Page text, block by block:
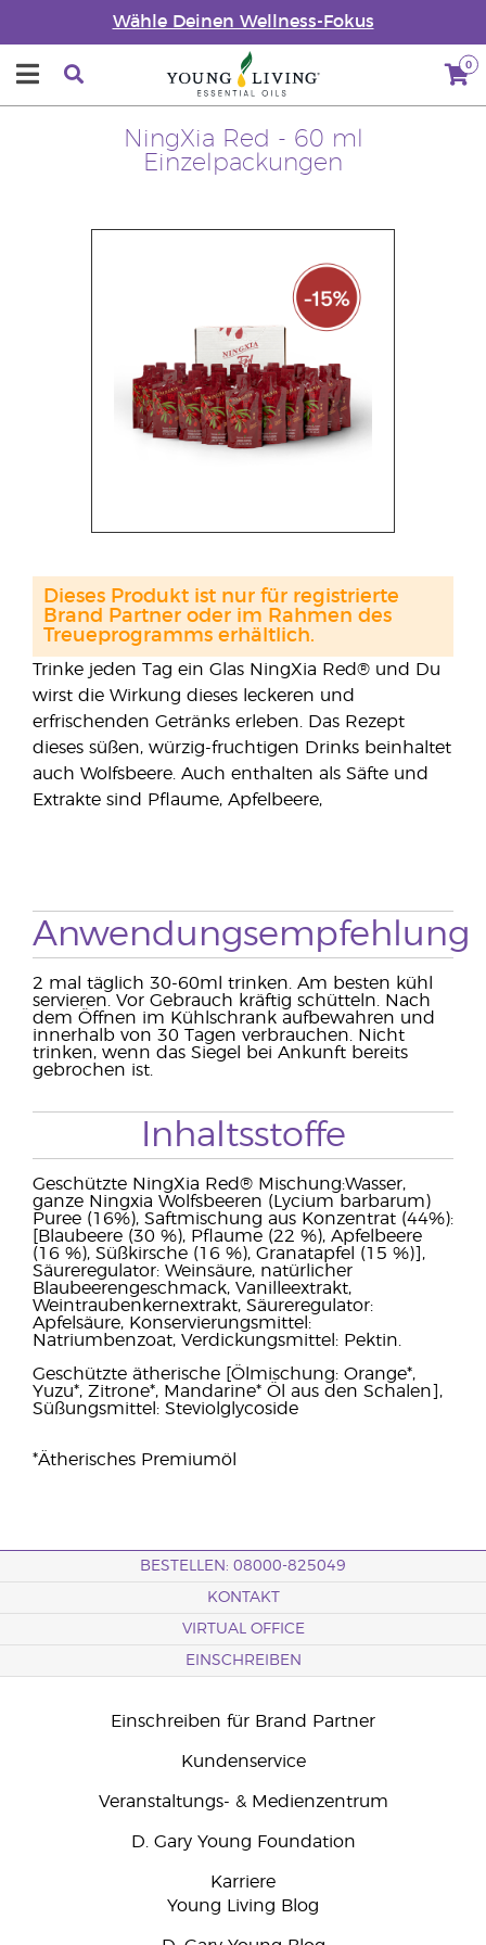
Wähle Deinen Wellness-Fokus
0
NingXia Red - 60 ml
Einzelpackungen
Trinke jeden Tag ein Glas NingXia Red® und Du
wirst die Wirkung dieses leckeren und
erfrischenden Getränks erleben. Das Rezept
dieses süßen, würzig-fruchtigen Drinks beinhaltet
auch Wolfsbeere. Auch enthalten als Säfte und
Extrakte sind Pflaume, Apfelbeere,
Dieses Produkt ist nur für registrierte
Brand Partner oder im Rahmen des
Treueprogramms erhältlich.
Anwendungsempfehlung
2 mal täglich 30-60ml trinken. Am besten kühl
servieren. Vor Gebrauch kräftig schütteln. Nach
dem Öffnen im Kühlschrank aufbewahren und
innerhalb von 30 Tagen verbrauchen. Nicht
trinken, wenn das Siegel bei Ankunft bereits
gebrochen ist.
Inhaltsstoffe
Geschützte NingXia Red® Mischung:Wasser,
ganze Ningxia Wolfsbeeren (Lycium barbarum)
Puree (16%), Saftmischung aus Konzentrat (44%):
[Blaubeere (30 %), Pflaume (22 %), Apfelbeere
(16 %), Süßkirsche (16 %), Granatapfel (15 %)],
Säureregulator: Weinsäure, natürlicher
Blaubeerengeschmack, Vanilleextrakt,
Weintraubenkernextrakt, Säureregulator:
Apfelsäure, Konservierungsmittel:
Natriumbenzoat, Verdickungsmittel: Pektin.
Geschützte ätherische [Ölmischung: Orange*,
Yuzu*, Zitrone*, Mandarine* Öl aus den Schalen],
Süßungsmittel: Steviolglycoside
*Ätherisches Premiumöl
BESTELLEN: 08000-825049
KONTAKT
VIRTUAL OFFICE
EINSCHREIBEN
Einschreiben für Brand Partner
Kundenservice
Veranstaltungs- & Medienzentrum
D. Gary Young Foundation
Karriere
Young Living Blog